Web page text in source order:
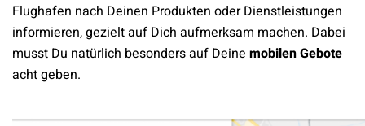
Flughafen nach Deinen Produkten oder Dienstleistungen
informieren, gezielt auf Dich aufmerksam machen. Dabei
musst Du natürlich besonders auf Deine mobilen Gebote
acht geben.